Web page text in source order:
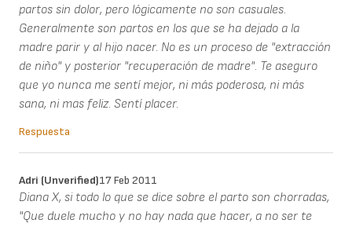
partos sin dolor, pero lógicamente no son casuales.
Generalmente son partos en los que se ha dejado a la
madre parir y al hijo nacer. No es un proceso de "extracción
de niño" y posterior "recuperación de madre". Te aseguro
que yo nunca me sentí mejor, ni más poderosa, ni más
sana, ni mas feliz. Sentí placer.
Respuesta
Adri (unverified)17 Feb 2011
Diana X, si todo lo que se dice sobre el parto son chorradas,
"Que duele mucho y no hay nada que hacer, a no ser te